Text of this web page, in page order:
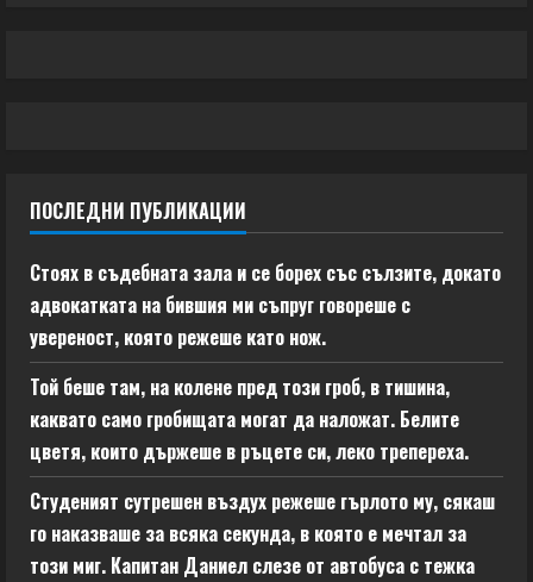
ПОСЛЕДНИ ПУБЛИКАЦИИ
Стоях в съдебната зала и се борех със сълзите, докато
адвокатката на бившия ми съпруг говореше с
увереност, която режеше като нож.
Той беше там, на колене пред този гроб, в тишина,
каквато само гробищата могат да наложат. Белите
цветя, които държеше в ръцете си, леко трепереха.
Студеният сутрешен въздух режеше гърлото му, сякаш
го наказваше за всяка секунда, в която е мечтал за
този миг. Капитан Даниел слезе от автобуса с тежка